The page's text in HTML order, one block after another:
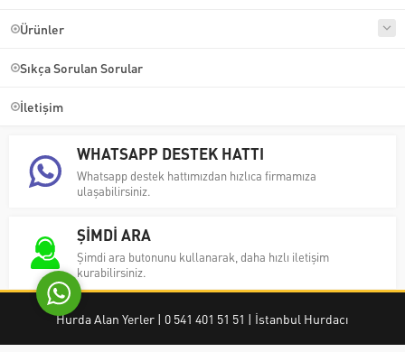
Ürünler
Sıkça Sorulan Sorular
İletişim
WHATSAPP DESTEK HATTI
Whatsapp destek hattımızdan hızlıca firmamıza
ulaşabilirsiniz.
ŞİMDİ ARA
Şimdi ara butonunu kullanarak, daha hızlı iletişim
kurabilirsiniz.
Hurda Alan Yerler | 0 541 401 51 51 | İstanbul Hurdacı